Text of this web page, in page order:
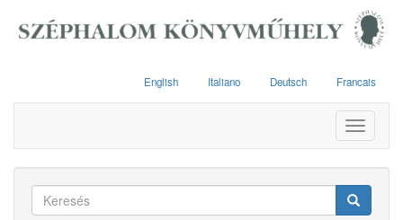
English Italiano Deutsch Francais
Toggle
Keresés